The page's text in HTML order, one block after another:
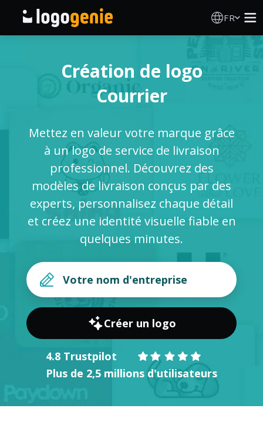
FR
Générateur de logo IA
Produits imprimés
À propos
Blog
Création de logo
Courrier
Mettez en valeur votre marque grâce
à un logo de service de livraison
professionnel. Découvrez des
modèles de livraison conçus par des
experts, personnalisez chaque détail
et créez une identité visuelle fiable en
quelques minutes.
Créer un logo
4.8 Trustpilot
Plus de 2,5 millions d'utilisateurs